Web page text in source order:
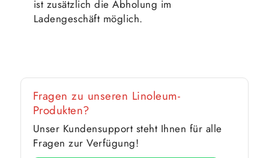
ist zusätzlich die Abholung im
Ladengeschäft möglich.
Fragen zu unseren Linoleum-
Produkten?
Unser Kundensupport steht Ihnen für alle
Fragen zur Verfügung!